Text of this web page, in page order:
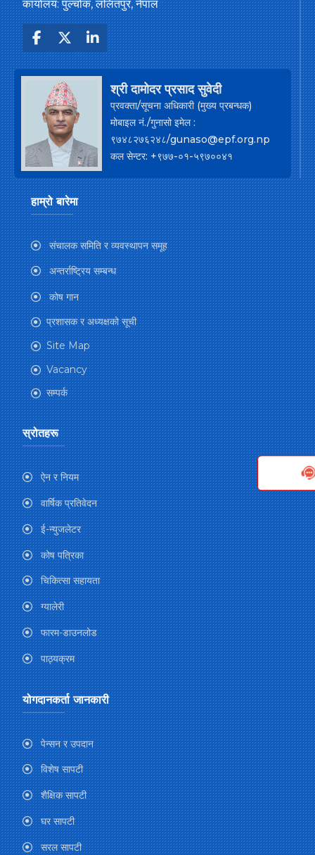
कार्यालय: पुल्चोक, ललितपुर, नेपाल
श्री दामोदर प्रसाद सुवेदी
प्रवक्ता/सूचना अधिकारी (मुख्य प्रबन्धक)
मोबाइल नं./गुनासो इमेल :
९७४८२७६२४८/gunaso@epf.org.np
कल सेन्टर: +९७७-०१-५९७००४१
हाम्रो बारेमा
संचालक समिति र व्यवस्थापन समूह
अन्तर्राष्ट्रिय सम्बन्ध
कोष गान
प्रशासक र अध्यक्षको सूची
Site Map
Vacancy
सम्पर्क
स्रोतहरू
ऐन र नियम
वार्षिक प्रतिवेदन
ई-न्युजलेटर
कोष पत्रिका
चिकित्सा सहायता
ग्यालेरी
फारम-डाउनलोड
पाठ्यक्रम
योगदानकर्ता जानकारी
पेन्सन र उपदान
विशेष सापटी
शैक्षिक सापटी
घर सापटी
सरल सापटी